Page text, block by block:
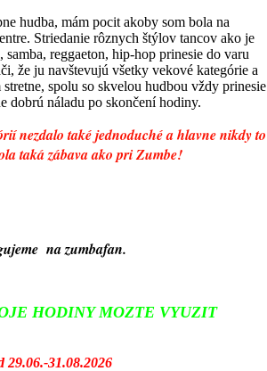
hudba, mám pocit akoby som bola na
Striedanie rôznych štýlov tancov ako je
reggaeton, hip-hop prinesie do varu
že ju navštevujú všetky vekové kategórie a
spolu so skvelou hudbou vždy prinesie
dobrú náladu po skončení hodiny.
nezdalo také jednoduché a hlavne nikdy to
taká zábava ako pri Zumbe!
na zumbafan.
HODINY MOZTE VYUZIT
29.06.-31.08.2026